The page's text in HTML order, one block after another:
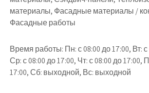
материалы, Фасадные материалы /
Фасадные работы
Время работы: Пн: с 08:00 до 17:00, Вт: с
Ср: с 08:00 до 17:00, Чт: с 08:00 до 17:00,
17:00, Сб: выходной, Вс: выходной